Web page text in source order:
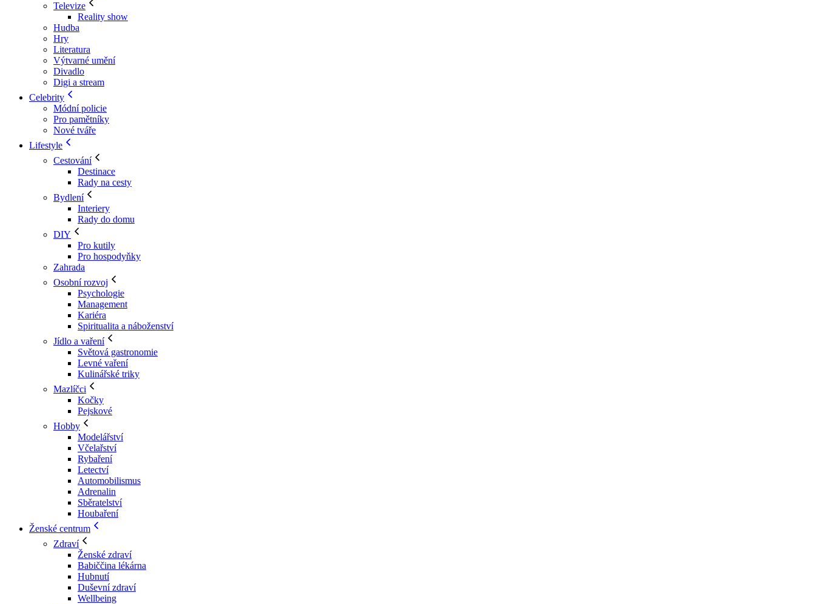
Televize
Reality show
Hudba
Hry
Literatura
Výtvarné umění
Divadlo
Digi a stream
Celebrity
Módní policie
Pro pamětníky
Nové tváře
Lifestyle
Cestování
Destinace
Rady na cesty
Bydlení
Interiery
Rady do domu
DIY
Pro kutily
Pro hospodyňky
Zahrada
Osobní rozvoj
Psychologie
Management
Kariéra
Spiritualita a náboženství
Jídlo a vaření
Světová gastronomie
Levné vaření
Kulinářské triky
Mazlíčci
Kočky
Pejskové
Hobby
Modelářství
Včelařství
Rybaření
Letectví
Automobilismus
Adrenalin
Sběratelství
Houbaření
Ženské centrum
Zdraví
Ženské zdraví
Babiččina lékárna
Hubnutí
Duševní zdraví
Wellbeing